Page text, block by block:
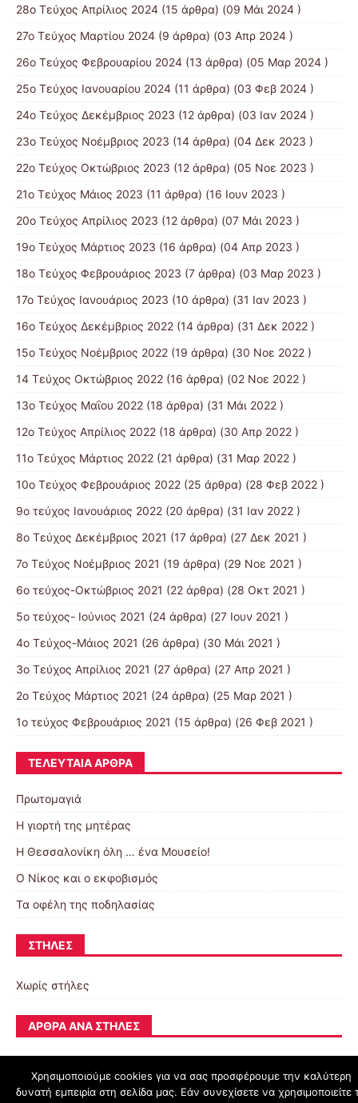
28ο Τεύχος Απρίλιος 2024 (15 άρθρα) (09 Μάι 2024 )
27ο Τεύχος Μαρτίου 2024 (9 άρθρα) (03 Απρ 2024 )
26ο Τεύχος Φεβρουαρίου 2024 (13 άρθρα) (05 Μαρ 2024 )
25ο Τεύχος Ιανουαρίου 2024 (11 άρθρα) (03 Φεβ 2024 )
24ο Τεύχος Δεκέμβριος 2023 (12 άρθρα) (03 Ιαν 2024 )
23ο Τεύχος Νοέμβριος 2023 (14 άρθρα) (04 Δεκ 2023 )
22ο Τεύχος Οκτώβριος 2023 (12 άρθρα) (05 Νοε 2023 )
21ο Τεύχος Μάιος 2023 (11 άρθρα) (16 Ιουν 2023 )
20ο Τεύχος Απρίλιος 2023 (12 άρθρα) (07 Μάι 2023 )
19ο Τεύχος Μάρτιος 2023 (16 άρθρα) (04 Απρ 2023 )
18ο Τεύχος Φεβρουάριος 2023 (7 άρθρα) (03 Μαρ 2023 )
17ο Τεύχος Ιανουάριος 2023 (10 άρθρα) (31 Ιαν 2023 )
16ο Τεύχος Δεκέμβριος 2022 (14 άρθρα) (31 Δεκ 2022 )
15o Τεύχος Νοέμβριος 2022 (19 άρθρα) (30 Νοε 2022 )
14 Tεύχος Οκτώβριος 2022 (16 άρθρα) (02 Νοε 2022 )
13ο Τεύχος Μαΐου 2022 (18 άρθρα) (31 Μάι 2022 )
12ο Τεύχος Απρίλιος 2022 (18 άρθρα) (30 Απρ 2022 )
11o Tεύχος Μάρτιος 2022 (21 άρθρα) (31 Μαρ 2022 )
10o Tεύχος Φεβρουάριος 2022 (25 άρθρα) (28 Φεβ 2022 )
9o τεύχος Ιανουάριος 2022 (20 άρθρα) (31 Ιαν 2022 )
8o Tεύχος Δεκέμβριος 2021 (17 άρθρα) (27 Δεκ 2021 )
7o Τεύχος Νοέμβριος 2021 (19 άρθρα) (29 Νοε 2021 )
6ο τεύχος-Οκτώβριος 2021 (22 άρθρα) (28 Οκτ 2021 )
5ο τεύχος- Ιούνιος 2021 (24 άρθρα) (27 Ιουν 2021 )
4o Tεύχος-Μάιος 2021 (26 άρθρα) (30 Μάι 2021 )
3ο Τεύχος Απρίλιος 2021 (27 άρθρα) (27 Απρ 2021 )
2o Tεύχος Μάρτιος 2021 (24 άρθρα) (25 Μαρ 2021 )
1ο τεύχος Φεβρουάριος 2021 (15 άρθρα) (26 Φεβ 2021 )
ΤΕΛΕΥΤΑΊΑ ΆΡΘΡΑ
Πρωτομαγιά
Η γιορτή της μητέρας
Η Θεσσαλονίκη όλη … ένα Μουσείο!
Ο Νίκος και ο εκφοβισμός
Τα οφέλη της ποδηλασίας
ΣΤΉΛΕΣ
Χωρίς στήλες
ΆΡΘΡΑ ΑΝΆ ΣΤΉΛΕΣ
Χρησιμοποιούμε cookies για να σας προσφέρουμε την καλύτερη
δυνατή εμπειρία στη σελίδα μας. Εάν συνεχίσετε να χρησιμοποιείτε